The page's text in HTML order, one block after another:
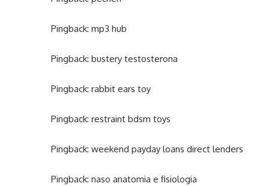
Pingback: mp3 hub
Pingback: bustery testosterona
Pingback: rabbit ears toy
Pingback: restraint bdsm toys
Pingback: weekend payday loans direct lenders
Pingback: naso anatomia e fisiologia